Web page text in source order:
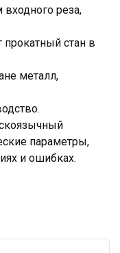
реза,
прокатный стан в
металл,
параметры,
и ошибках.